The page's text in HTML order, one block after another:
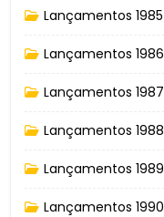
Lançamentos 1985
Lançamentos 1986
Lançamentos 1987
Lançamentos 1988
Lançamentos 1989
Lançamentos 1990